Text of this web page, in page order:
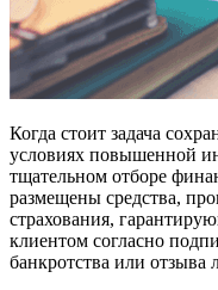
Когда стоит задача
условиях повышенной
тщательном отборе
размещены средства,
страхования,
клиентом согласно
банкротства или отзыва